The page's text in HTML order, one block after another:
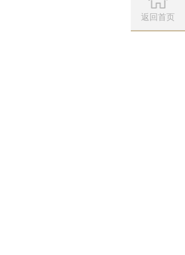
14:00-14:05为
微信公
扫描左侧二
返回首页